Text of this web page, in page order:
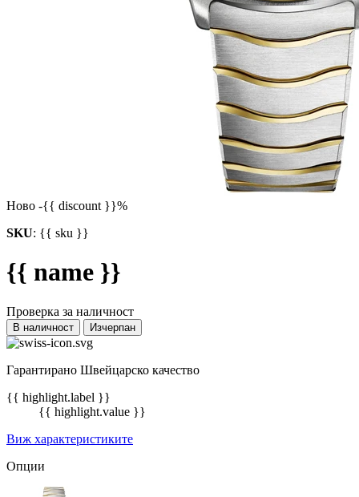
Ново -{{ discount }}%
SKU: {{ sku }}
{{ name }}
Проверка за наличност
В наличност Изчерпан
Гарантирано Швейцарско качество
{{ highlight.label }}
{{ highlight.value }}
Виж характеристиките
Опции